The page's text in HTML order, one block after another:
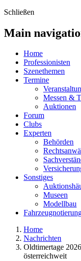
Schließen
Main
Home
Professionisten
Szenethemen
Termine
Messen &
Auktionen
Forum
Clubs
Experten
Behörden
Sonstiges
Museen
Modellbau
Home
Nachrichten
Oldtimertage
österreichweit